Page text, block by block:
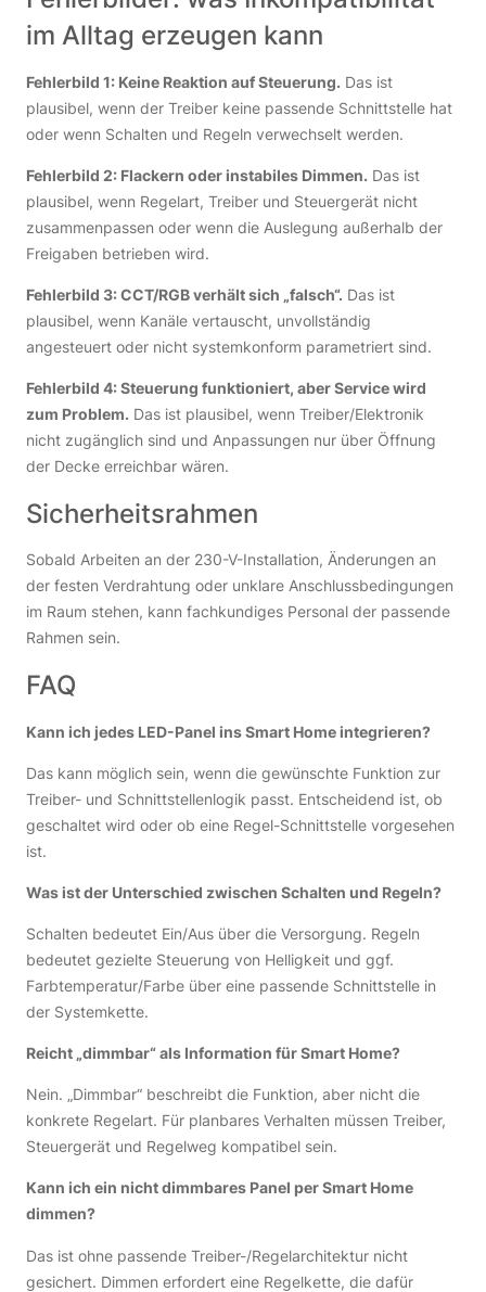
im Alltag erzeugen kann
Fehlerbild 1: Keine Reaktion auf Steuerung. Das ist
plausibel, wenn der Treiber keine passende Schnittstelle hat
oder wenn Schalten und Regeln verwechselt werden.
Fehlerbild 2: Flackern oder instabiles Dimmen. Das ist
plausibel, wenn Regelart, Treiber und Steuergerät nicht
zusammenpassen oder wenn die Auslegung außerhalb der
Freigaben betrieben wird.
Fehlerbild 3: CCT/RGB verhält sich „falsch“. Das ist
plausibel, wenn Kanäle vertauscht, unvollständig
angesteuert oder nicht systemkonform parametriert sind.
Fehlerbild 4: Steuerung funktioniert, aber Service wird
zum Problem. Das ist plausibel, wenn Treiber/Elektronik
nicht zugänglich sind und Anpassungen nur über Öffnung
der Decke erreichbar wären.
Sicherheitsrahmen
Sobald Arbeiten an der 230-V-Installation, Änderungen an
der festen Verdrahtung oder unklare Anschlussbedingungen
im Raum stehen, kann fachkundiges Personal der passende
Rahmen sein.
FAQ
Kann ich jedes LED-Panel ins Smart Home integrieren?
Das kann möglich sein, wenn die gewünschte Funktion zur
Treiber- und Schnittstellenlogik passt. Entscheidend ist, ob
geschaltet wird oder ob eine Regel-Schnittstelle vorgesehen
ist.
Was ist der Unterschied zwischen Schalten und Regeln?
Schalten bedeutet Ein/Aus über die Versorgung. Regeln
bedeutet gezielte Steuerung von Helligkeit und ggf.
Farbtemperatur/Farbe über eine passende Schnittstelle in
der Systemkette.
Reicht „dimmbar“ als Information für Smart Home?
Nein. „Dimmbar“ beschreibt die Funktion, aber nicht die
konkrete Regelart. Für planbares Verhalten müssen Treiber,
Steuergerät und Regelweg kompatibel sein.
Kann ich ein nicht dimmbares Panel per Smart Home
dimmen?
Das ist ohne passende Treiber-/Regelarchitektur nicht
gesichert. Dimmen erfordert eine Regelkette, die dafür